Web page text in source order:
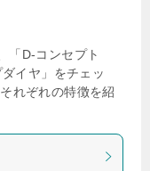
「D-コンセプト
イヤ」をチェッ
れぞれの特徴を紹